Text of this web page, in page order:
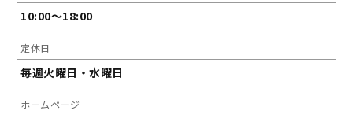
10:00～18:00
定休日
毎週火曜日・水曜日
ホームページ